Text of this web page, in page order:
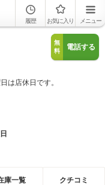
履歴 お気に入り メニュー
無
料
電話する
は店休日です。
庫一覧 クチコミ